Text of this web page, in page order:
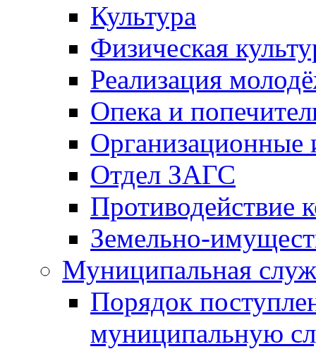
Культура
Физическая
Реализация
Опека и
Отдел ЗАГС
Противодействие
Земельно-
Муниципальная
Порядок
муниципальную